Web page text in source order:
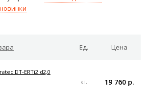
новинки
Ед. Цена
DT-ERTi2 d2,0
кг.
19 760 р.